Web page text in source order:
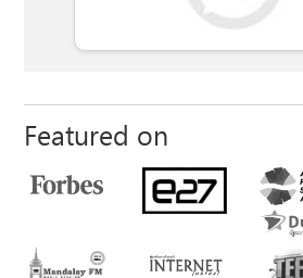
Featured on